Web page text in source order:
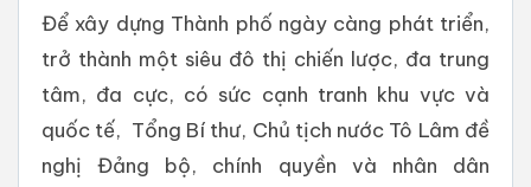
Để xây dựng Thành phố ngày càng phát triển,
trở thành một siêu đô thị chiến lược, đa trung
tâm, đa cực, có sức cạnh tranh khu vực và
quốc tế, Tổng Bí thư, Chủ tịch nước Tô Lâm đề
nghị Đảng bộ, chính quyền và nhân dân